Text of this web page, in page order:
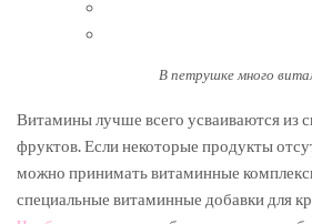
В петрушке много
Витамины лучше всего усваиваются из
фруктов. Если некоторые продукты
можно принимать витаминные
специальные витаминные добавки для